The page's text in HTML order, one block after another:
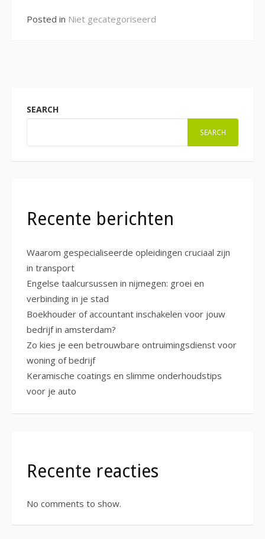
Posted in Niet gecategoriseerd
SEARCH
SEARCH
Recente berichten
Waarom gespecialiseerde opleidingen cruciaal zijn
in transport
Engelse taalcursussen in nijmegen: groei en
verbinding in je stad
Boekhouder of accountant inschakelen voor jouw
bedrijf in amsterdam?
Zo kies je een betrouwbare ontruimingsdienst voor
woning of bedrijf
Keramische coatings en slimme onderhoudstips
voor je auto
Recente reacties
No comments to show.